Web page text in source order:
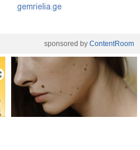
gemrielia.ge
sponsored by ContentRoom